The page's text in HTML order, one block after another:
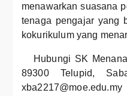
menawarkan suasana
tenaga pengajar yang
kokurikulum yang
Hubungi SK
89300 Telupid,